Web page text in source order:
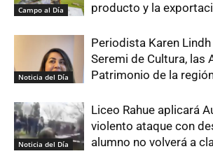
Campo al Día
producto y la
Noticia del Día
Periodista Karen
Seremi de Cultura, las
Patrimonio de la
Noticia del Día
Liceo Rahue aplicará
violento ataque con
alumno no volverá a